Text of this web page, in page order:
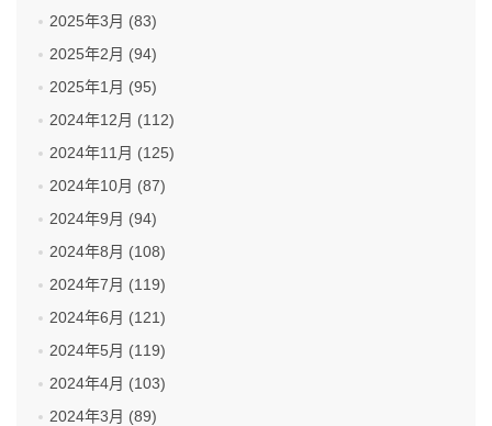
2025年3月 (83)
2025年2月 (94)
2025年1月 (95)
2024年12月 (112)
2024年11月 (125)
2024年10月 (87)
2024年9月 (94)
2024年8月 (108)
2024年7月 (119)
2024年6月 (121)
2024年5月 (119)
2024年4月 (103)
2024年3月 (89)